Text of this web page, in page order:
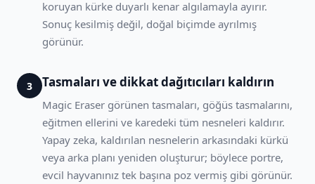
koruyan kürke duyarlı kenar algılamayla ayırır.
Sonuç kesilmiş değil, doğal biçimde ayrılmış
görünür.
3 Tasmaları ve dikkat dağıtıcıları kaldırın
Magic Eraser görünen tasmaları, göğüs tasmalarını,
eğitmen ellerini ve karedeki tüm nesneleri kaldırır.
Yapay zeka, kaldırılan nesnelerin arkasındaki kürkü
veya arka planı yeniden oluşturur; böylece portre,
evcil hayvanınız tek başına poz vermiş gibi görünür.